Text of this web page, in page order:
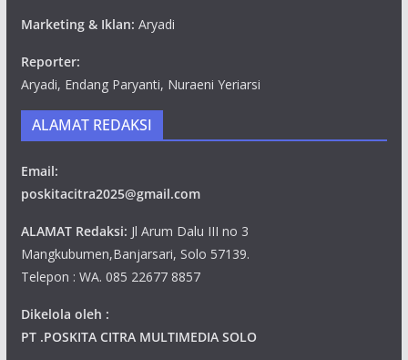
Marketing & Iklan: Aryadi
Reporter:
Aryadi, Endang Paryanti, Nuraeni Yeriarsi
ALAMAT REDAKSI
Email:
poskitacitra2025@gmail.com
ALAMAT Redaksi: Jl Arum Dalu III no 3
Mangkubumen,Banjarsari, Solo 57139.
Telepon : WA. 085 22677 8857
Dikelola oleh :
PT .POSKITA CITRA MULTIMEDIA SOLO